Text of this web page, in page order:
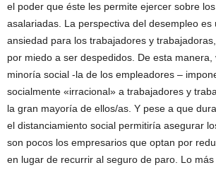
el poder que éste les permite ejercer sobre
asalariadas. La perspectiva del desempleo es
ansiedad para los trabajadores y
por miedo a ser despedidos. De esta manera,
minoría social -la de los empleadores –
socialmente «irracional» a trabajadores y
la gran mayoría de ellos/as. Y pese a que
el distanciamiento social permitiría asegurar
son pocos los empresarios que optan por
en lugar de recurrir al seguro de paro. Lo